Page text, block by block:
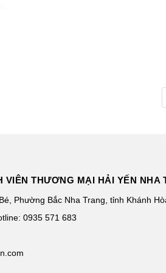
VIÊN THƯƠNG MẠI HẢI YẾN NHA
Phường Bắc Nha Trang, tỉnh Khánh
0935 571 683